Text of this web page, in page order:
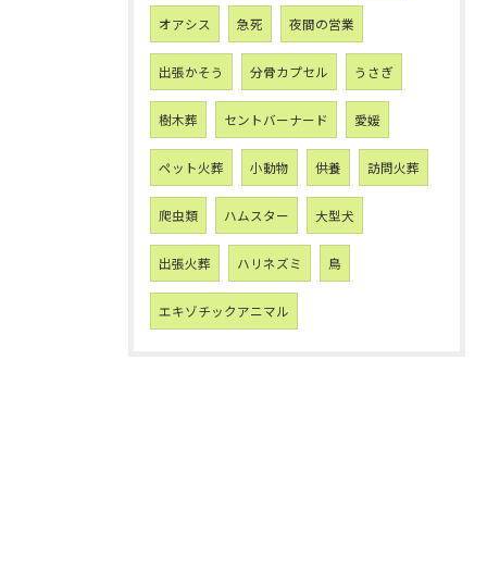
オアシス 急死 夜間の営業
出張かそう 分骨カプセル うさぎ
樹木葬 セントバーナード 愛媛
ペット火葬 小動物 供養 訪問火葬
爬虫類 ハムスター 大型犬
出張火葬 ハリネズミ 鳥
エキゾチックアニマル